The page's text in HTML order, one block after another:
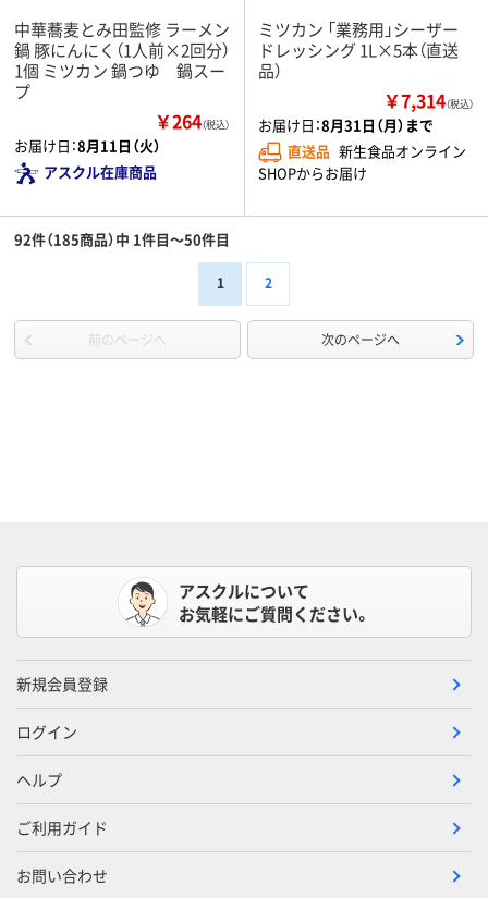
中華蕎麦とみ田監修 ラーメン
鍋 豚にんにく（1人前×2回分）
1個 ミツカン 鍋つゆ 鍋スー
プ
￥264（税込）
お届け日：8月11日（火）
アスクル在庫商品
ミツカン 「業務用」シーザー
ドレッシング 1L×5本（直送
品）
￥7,314（税込）
お届け日：8月31日（月）まで
直送品 新生食品オンライン
SHOPからお届け
92件（185商品）中 1件目～50件目
1 2
前のページへ 次のページへ
アスクルについて
お気軽にご質問ください。
新規会員登録
ログイン
ヘルプ
ご利用ガイド
お問い合わせ